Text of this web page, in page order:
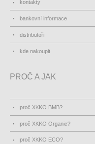
bankovní informace
distributoři
kde nakoupit
proč XKKO Organic?
proč XKKO ECO?
jak pečovat o plenky